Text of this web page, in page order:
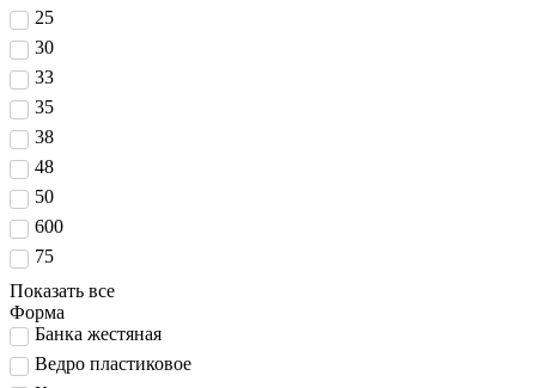
25
30
33
35
38
48
50
600
75
Показать все
Форма
Банка жестяная
Ведро пластиковое